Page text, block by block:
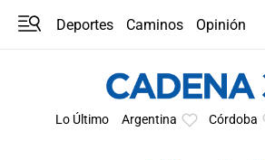
Deportes Caminos
Opinión
Lo Último Argentina Córdoba